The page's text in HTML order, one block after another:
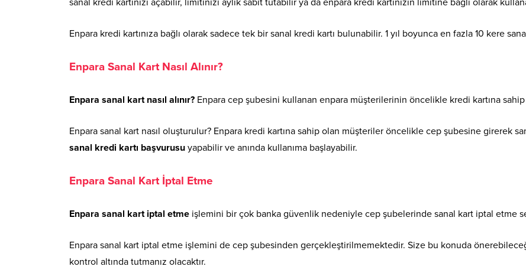
Enpara kredi kartınıza bağlı olarak sadece tek bir sanal kredi kartı bulunabilir. 1 yıl boyunca en fazla 10 kere
Enpara Sanal Kart Nasıl Alınır?
Enpara sanal kart nasıl alınır? Enpara cep şubesini kullanan enpara müşterilerinin öncelikle kredi kartına
Enpara sanal kart nasıl oluşturulur? Enpara kredi kartına sahip olan müşteriler öncelikle cep şubesine girerek
sanal kredi kartı başvurusu yapabilir ve anında kullanıma başlayabilir.
Enpara Sanal Kart İptal Etme
Enpara sanal kart iptal etme işlemini bir çok banka güvenlik nedeniyle cep şubelerinde sanal kart iptal etme
Enpara sanal kart iptal etme işlemini de cep şubesinden gerçekleştirilmemektedir. Size bu konuda
kontrol altında tutmanız olacaktır.